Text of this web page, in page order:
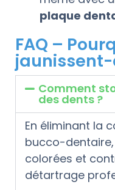
plaque
FAQ –
jaunissent-
Comment
des dents ?
En éliminant la
bucco-
colorées et
détartrage